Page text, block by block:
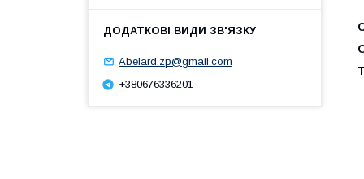
Abelard.zp@gmail.com
+380676336201